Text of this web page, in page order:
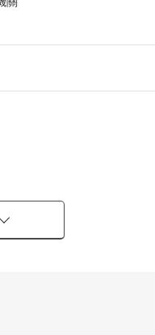
分
汽車24分